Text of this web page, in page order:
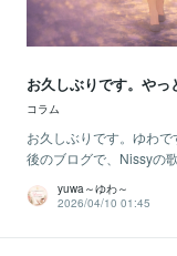
お久しぶりです。やっ
コラム
お久しぶりです。ゆわ
後のブログで、Nissyの
yuwa～ゆわ～
2026/04/10 01:45